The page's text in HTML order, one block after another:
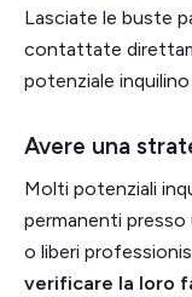
Lasciate le buste
contattate
potenziale
Avere una
Molti potenziali
permanenti presso
o liberi
verificare la loro